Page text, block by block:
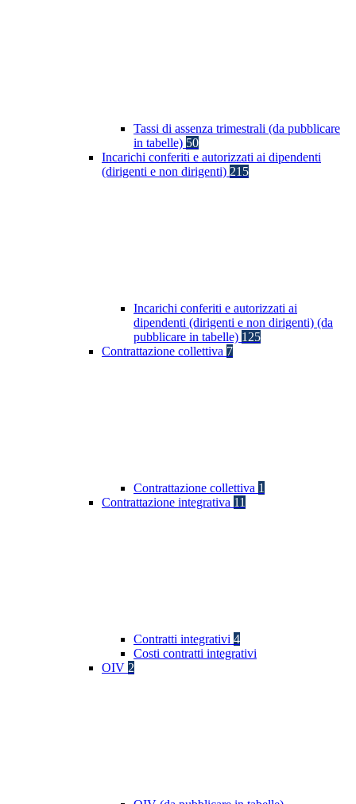
Tassi di assenza trimestrali (da pubblicare
in tabelle) 50
Incarichi conferiti e autorizzati ai dipendenti
(dirigenti e non dirigenti) 215
Incarichi conferiti e autorizzati ai
dipendenti (dirigenti e non dirigenti) (da
pubblicare in tabelle) 125
Contrattazione collettiva 7
Contrattazione collettiva 1
Contrattazione integrativa 11
Contratti integrativi 4
Costi contratti integrativi
OIV 2